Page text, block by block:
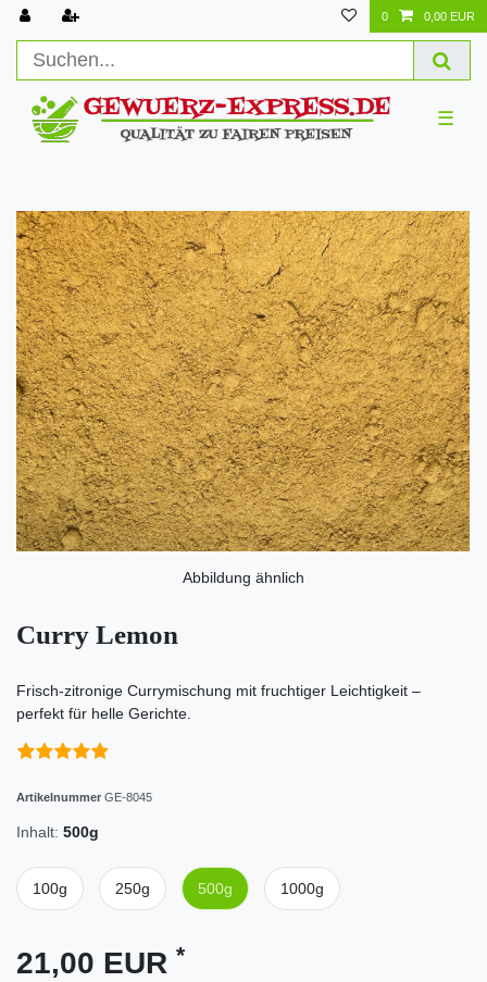
0 0,00 EUR
☰
Abbildung ähnlich
Curry Lemon
Frisch-zitronige Currymischung mit fruchtiger Leichtigkeit –
perfekt für helle Gerichte.
Artikelnummer GE-8045
Inhalt: 500g
100g 250g 500g 1000g
21,00 EUR *